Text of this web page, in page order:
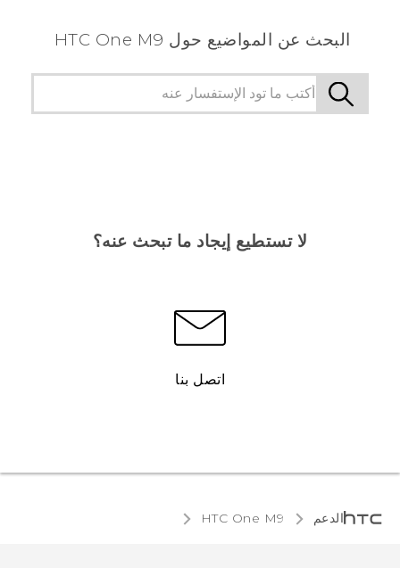
البحث عن المواضيع حول HTC One M9
لا تستطيع إيجاد ما تبحث عنه؟
اتصل بنا
الدعم HTC One M9‎